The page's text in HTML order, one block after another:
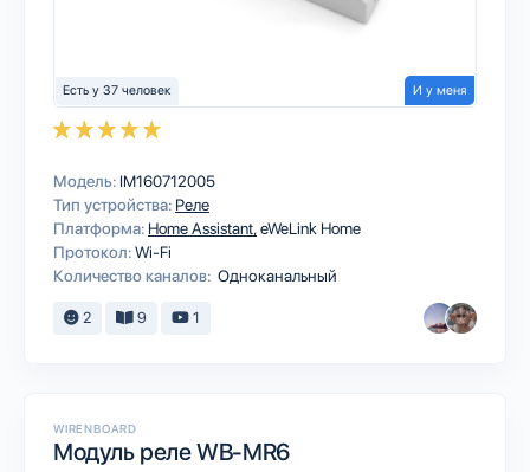
Есть у 37 человек И у меня
Модель: IM160712005
Тип устройства: Реле
Платформа: Home AssistanteWeLink Home
Протокол:Wi-Fi
Количество каналов: Одноканальный
2 9 1
WIRENBOARD
Модуль реле WB-MR6